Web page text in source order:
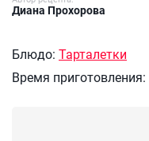
Диана Прохорова
Блюдо: Тарталетки
Время приготовления: